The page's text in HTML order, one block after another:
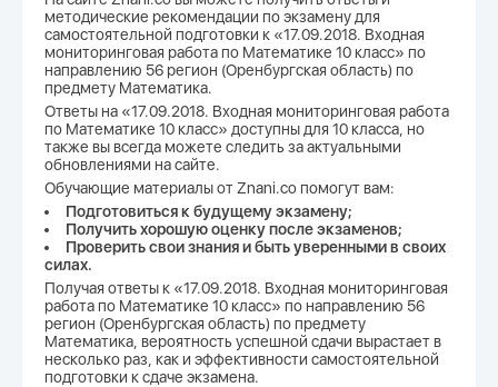
методические рекомендации по экзамену для
самостоятельной подготовки к «17.09.2018. Входная
мониторинговая работа по Математике 10 класс» по
направлению 56 регион (Оренбургская область) по
предмету Математика.
Ответы на «17.09.2018. Входная мониторинговая работа
по Математике 10 класс» доступны для 10 класса, но
также вы всегда можете следить за актуальными
обновлениями на сайте.
Обучающие материалы от Znani.co помогут вам:
Подготовиться к будущему экзамену;
Получить хорошую оценку после экзаменов;
Проверить свои знания и быть уверенными в своих
силах.
Получая ответы к «17.09.2018. Входная мониторинговая
работа по Математике 10 класс» по направлению 56
регион (Оренбургская область) по предмету
Математика, вероятность успешной сдачи вырастает в
несколько раз, как и эффективности самостоятельной
подготовки к сдаче экзамена.